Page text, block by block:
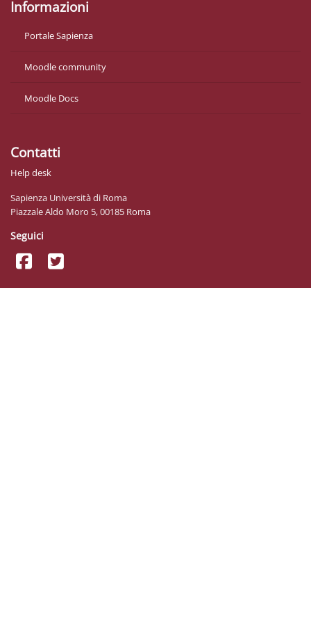
Informazioni
Portale Sapienza
Moodle community
Moodle Docs
Contatti
Help desk
Sapienza Università di Roma
Piazzale Aldo Moro 5, 00185 Roma
Seguici